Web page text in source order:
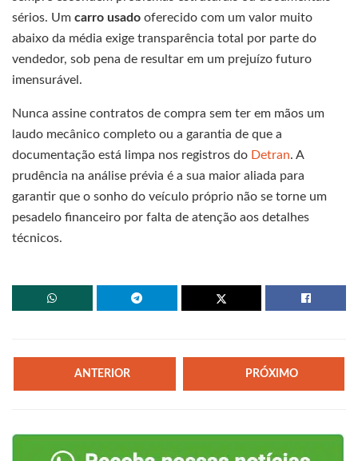
sérios. Um carro usado oferecido com um valor muito
abaixo da média exige transparência total por parte do
vendedor, sob pena de resultar em um prejuízo futuro
imensurável.
Nunca assine contratos de compra sem ter em mãos um
laudo mecânico completo ou a garantia de que a
documentação está limpa nos registros do Detran. A
prudência na análise prévia é a sua maior aliada para
garantir que o sonho do veículo próprio não se torne um
pesadelo financeiro por falta de atenção aos detalhes
técnicos.
ANTERIOR PRÓXIMO